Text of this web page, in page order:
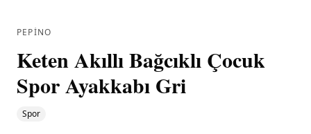
PEPINO
Keten Akıllı Bağcıklı Çocuk
Spor Ayakkabı Gri
Spor